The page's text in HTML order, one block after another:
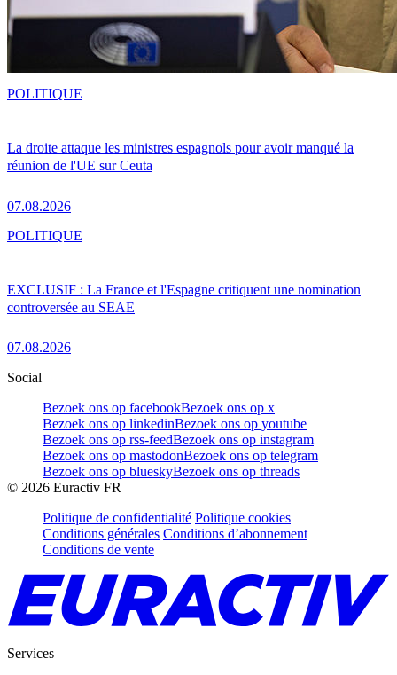
La droite attaque les ministres espagnols pour avoir manqué la
réunion de l'UE sur Ceuta
07.08.2026
POLITIQUE
EXCLUSIF : La France et l'Espagne critiquent une nomination
controversée au SEAE
07.08.2026
POLITIQUE
Social
Bezoek ons op facebookBezoek ons op x
Bezoek ons op linkedinBezoek ons op youtube
Bezoek ons op rss-feedBezoek ons op instagram
Bezoek ons op mastodonBezoek ons op telegram
Bezoek ons op blueskyBezoek ons op threads
© 2026 Euractiv FR
Politique de confidentialité Politique cookies
Conditions générales Conditions d’abonnement
Conditions de vente
Services